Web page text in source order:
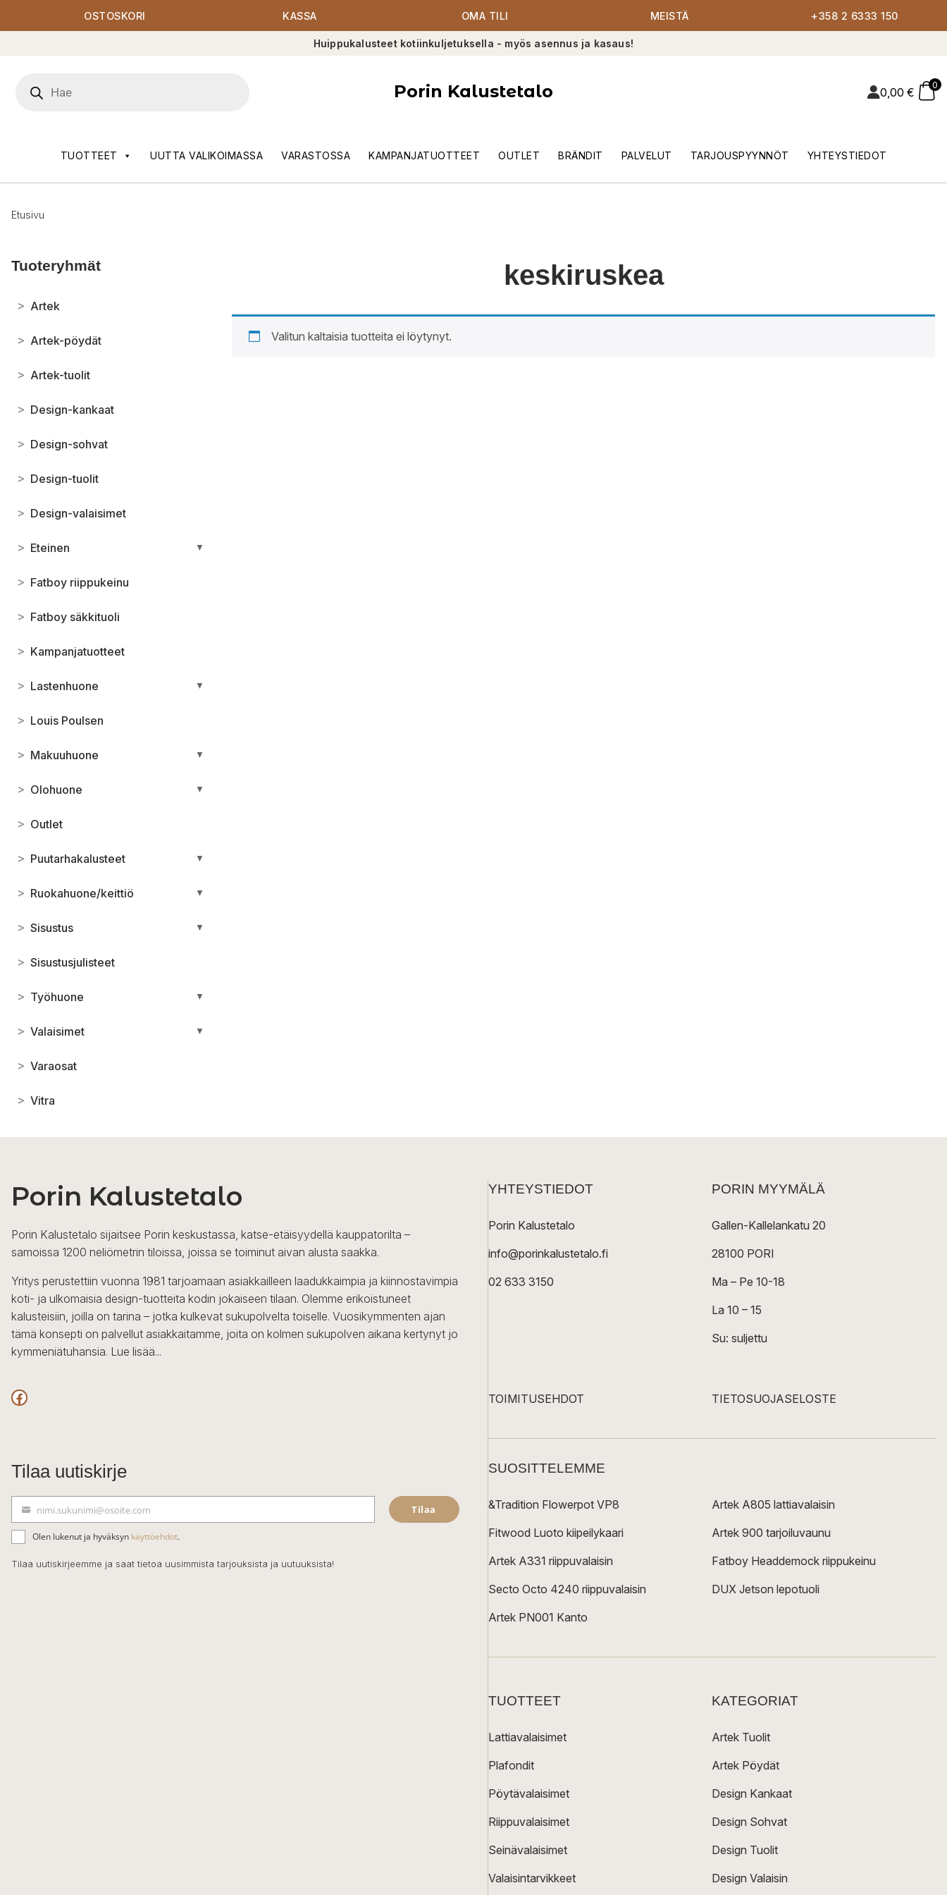
OSTOSKORI KASSA OMA TILI MEISTÄ +358 2 6333 150
Huippukalusteet kotiinkuljetuksella - myös asennus ja kasaus!
search
Porin Kalustetalo 0,00 €
0
TUOTTEET UUTTA VALIKOIMASSA VARASTOSSA KAMPANJATUOTTEET OUTLET BRÄNDIT PALVELUT TARJOUSPYYNNÖT YHTEYSTIEDOT
Etusivu
Tuoteryhmät
> Artek
> Artek-pöydät
> Artek-tuolit
> Design-kankaat
> Design-sohvat
> Design-tuolit
> Design-valaisimet
> Eteinen ▼
> Fatboy riippukeinu
> Fatboy säkkituoli
> Kampanjatuotteet
> Lastenhuone ▼
> Louis Poulsen
> Makuuhuone ▼
> Olohuone ▼
> Outlet
> Puutarhakalusteet ▼
> Ruokahuone/keittiö ▼
> Sisustus ▼
> Sisustusjulisteet
> Työhuone ▼
> Valaisimet ▼
> Varaosat
> Vitra
keskiruskea
Valitun kaltaisia tuotteita ei löytynyt.
Porin Kalustetalo
Porin Kalustetalo sijaitsee Porin keskustassa, katse-etäisyydellä kauppatorilta –
samoissa 1200 neliömetrin tiloissa, joissa se toiminut aivan alusta saakka.
Yritys perustettiin vuonna 1981 tarjoamaan asiakkailleen laadukkaimpia ja kiinnostavimpia
koti- ja ulkomaisia design-tuotteita kodin jokaiseen tilaan. Olemme erikoistuneet
kalusteisiin, joilla on tarina – jotka kulkevat sukupolvelta toiselle. Vuosikymmenten ajan
tämä konsepti on palvellut asiakkaitamme, joita on kolmen sukupolven aikana kertynyt jo
kymmeniätuhansia. Lue lisää...
Facebook
Tilaa uutiskirje
ä
h
k
nimi.sukunimi@osoite.com Tilaa
Olen lukenut ja hyväksyn käyttöehdot.
Tilaa uutiskirjeemme ja saat tietoa uusimmista tarjouksista ja uutuuksista!
YHTEYSTIEDOT
Porin Kalustetalo
info@porinkalustetalo.fi
02 633 3150
PORIN MYYMÄLÄ
Gallen-Kallelankatu 20
28100 PORI
Ma – Pe 10-18
La 10 – 15
Su: suljettu
TOIMITUSEHDOT TIETOSUOJASELOSTE
SUOSITTELEMME
&Tradition Flowerpot VP8
Fitwood Luoto kiipeilykaari
Artek A331 riippuvalaisin
Secto Octo 4240 riippuvalaisin
Artek PN001 Kanto
Artek A805 lattiavalaisin
Artek 900 tarjoiluvaunu
Fatboy Headdemock riippukeinu
DUX Jetson lepotuoli
TUOTTEET
Lattiavalaisimet
Plafondit
Pöytävalaisimet
Riippuvalaisimet
Seinävalaisimet
Valaisintarvikkeet
KATEGORIAT
Artek Tuolit
Artek Pöydät
Design Kankaat
Design Sohvat
Design Tuolit
Design Valaisin